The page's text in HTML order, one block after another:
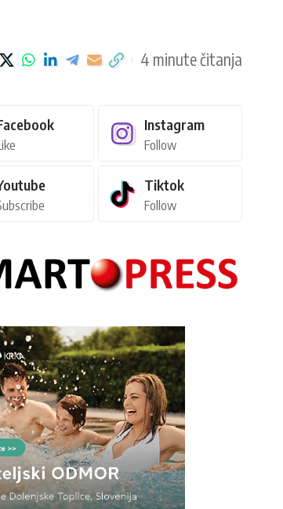
4 minute čitanja
Instagram
Follow
Tiktok
Follow